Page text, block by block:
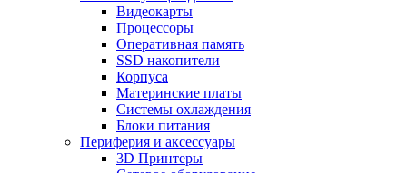
Видеокарты
Процессоры
Оперативная память
SSD накопители
Корпуса
Материнские платы
Системы охлаждения
Блоки питания
Периферия и аксессуары
3D Принтеры